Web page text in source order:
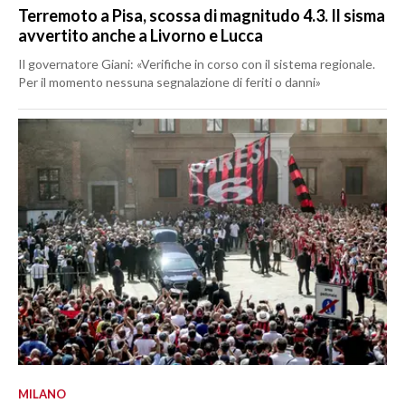
Terremoto a Pisa, scossa di magnitudo 4.3. Il sisma
avvertito anche a Livorno e Lucca
Il governatore Giani: «Verifiche in corso con il sistema regionale.
Per il momento nessuna segnalazione di feriti o danni»
MILANO